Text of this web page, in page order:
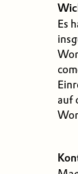
Es
auf